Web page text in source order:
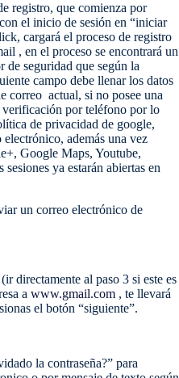
registro, que comienza por
el inicio de sesión en “iniciar
cargará el proceso de registro
, en el proceso se encontrará un
de seguridad que según la
campo debe llenar los datos
correo actual, si no posee una
verificación por teléfono por lo
de privacidad de google,
además una vez
Google Maps, Youtube,
ya estarán abiertas en
un correo electrónico de
directamente al paso 3 si este es
a www.gmail.com , te llevará
el botón “siguiente”.
la contraseña?” para